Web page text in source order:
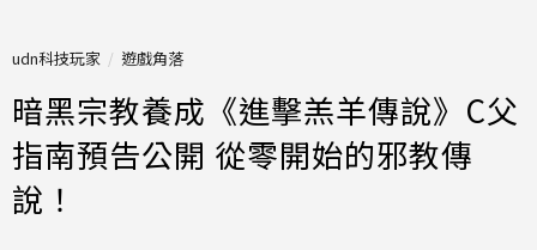
udn科技玩家 遊戲角落
暗黑宗教養成《進擊羔羊傳說》C父
指南預告公開 從零開始的邪教傳
說！